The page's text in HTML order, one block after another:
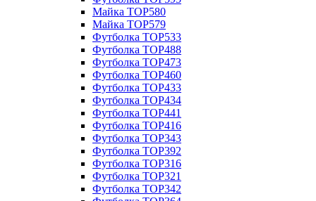
Майка TOP580
Майка TOP579
Футболка TOP533
Футболка TOP488
Футболка TOP473
Футболка TOP460
Футболка TOP433
Футболка TOP434
Футболка TOP441
Футболка TOP416
Футболка TOP343
Футболка TOP392
Футболка TOP316
Футболка TOP321
Футболка TOP342